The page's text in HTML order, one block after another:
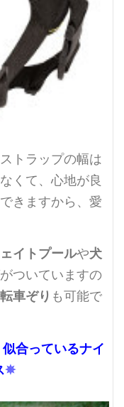
トラップの幅は
くて、心地が良
きますから、愛
イトプールや犬
ついていますの
車ぞり も可能で
合っているナイ
✵